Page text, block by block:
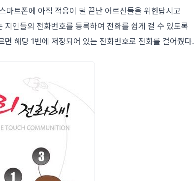
마트폰에 아직 적응이 덜 끝난 어르신들을 위한답시고
인들의 전화번호를 등록하여 전화를 쉽게 걸 수 있도록
해당 1번에 저장되어 있는 전화번호로 전화를 걸어줬다.